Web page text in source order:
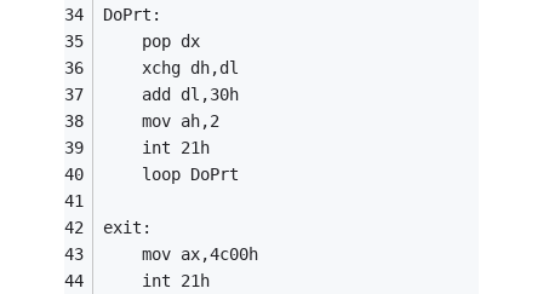
DoPrt:
	pop dx
	xchg dh,dl
	add dl,30h
	mov ah,2
	int 21h
	loop DoPrt
exit:
	mov ax,4c00h
	int 21h